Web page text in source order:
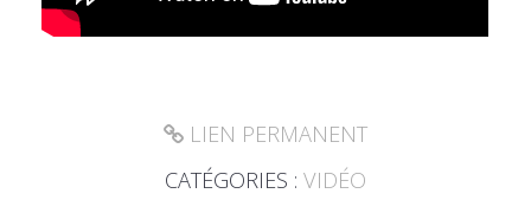
LIEN PERMANENT
CATÉGORIES : VIDÉO